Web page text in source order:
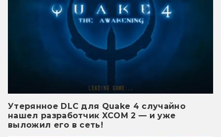
Утерянное DLC для Quake 4 случайно
нашел разработчик XCOM 2 — и уже
выложил его в сеть!